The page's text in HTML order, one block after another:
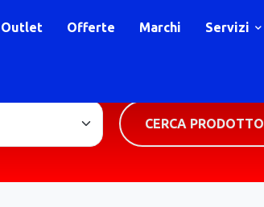
Outlet Offerte Marchi Servizi
CERCA PRODOTTO